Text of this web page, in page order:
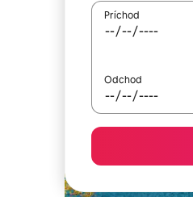
Príchod
Odchod